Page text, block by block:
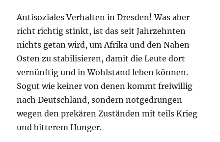
Antisoziales Verhalten in Dresden! Was aber
richt richtig stinkt, ist das seit Jahrzehnten
nichts getan wird, um Afrika und den Nahen
Osten zu stabilisieren, damit die Leute dort
vernünftig und in Wohlstand leben können.
Sogut wie keiner von denen kommt freiwillig
nach Deutschland, sondern notgedrungen
wegen den prekären Zuständen mit teils Krieg
und bitterem Hunger.